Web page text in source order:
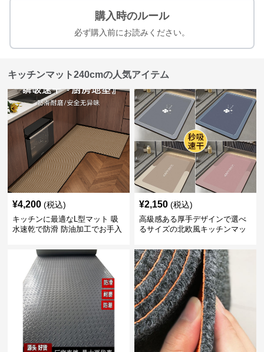
購入時のルール
必ず購入前にお読みください。
キッチンマット240cmの人気アイテム
¥4,200 (税込)
キッチンに最適なL型マット 吸
水速乾で防滑 防油加工でお手入
¥2,150 (税込)
高級感ある厚手デザインで選べ
るサイズの北欧風キッチンマッ